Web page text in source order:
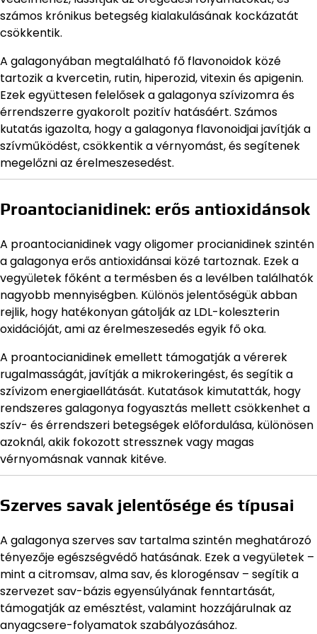
számos krónikus betegség kialakulásának kockázatát
csökkentik.
A galagonyában megtalálható fő flavonoidok közé
tartozik a kvercetin, rutin, hiperozid, vitexin és apigenin.
Ezek együttesen felelősek a galagonya szívizomra és
érrendszerre gyakorolt pozitív hatásáért. Számos
kutatás igazolta, hogy a galagonya flavonoidjai javítják a
szívműködést, csökkentik a vérnyomást, és segítenek
megelőzni az érelmeszesedést.
Proantocianidinek: erős antioxidánsok
A proantocianidinek vagy oligomer procianidinek szintén
a galagonya erős antioxidánsai közé tartoznak. Ezek a
vegyületek főként a termésben és a levélben találhatók
nagyobb mennyiségben. Különös jelentőségük abban
rejlik, hogy hatékonyan gátolják az LDL-koleszterin
oxidációját, ami az érelmeszesedés egyik fő oka.
A proantocianidinek emellett támogatják a vérerek
rugalmasságát, javítják a mikrokeringést, és segítik a
szívizom energiaellátását. Kutatások kimutatták, hogy
rendszeres galagonya fogyasztás mellett csökkenhet a
szív- és érrendszeri betegségek előfordulása, különösen
azoknál, akik fokozott stressznek vagy magas
vérnyomásnak vannak kitéve.
Szerves savak jelentősége és típusai
A galagonya szerves sav tartalma szintén meghatározó
tényezője egészségvédő hatásának. Ezek a vegyületek –
mint a citromsav, alma sav, és klorogénsav – segítik a
szervezet sav-bázis egyensúlyának fenntartását,
támogatják az emésztést, valamint hozzájárulnak az
anyagcsere-folyamatok szabályozásához.